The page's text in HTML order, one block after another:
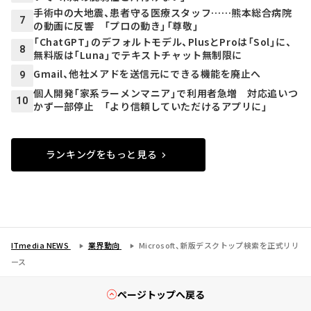
7
手術中の大地震、患者守る医療スタッフ……熊本総合病院
の動画に反響 「プロの動き」「尊敬」
8
「ChatGPT」のデフォルトモデル、PlusとProは「Sol」に、
無料版は「Luna」でテキストチャット無制限に
9 Gmail、他社メアドを送信元にできる機能を廃止へ
10
個人開発「家系ラーメンマニア」で利用者急増 対応追いつ
かず一部停止 「より信頼していただけるアプリに」
ランキングをもっと見る
ITmedia NEWS 業界動向
Microsoft、新版デスクトップ検索を正式リリ
ース
ページトップへ戻る